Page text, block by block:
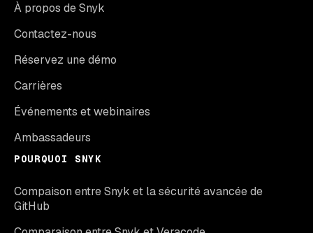
À propos de Snyk
Contactez-nous
Réservez une démo
Carrières
Événements et webinaires
Ambassadeurs
POURQUOI SNYK
Compaison entre Snyk et la sécurité avancée de
GitHub